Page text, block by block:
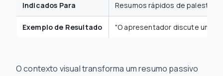
Indicados Para Resumos rápidos de
Exemplo de Resultado "O apresentador discute uma
O contexto visual transforma um resumo passivo